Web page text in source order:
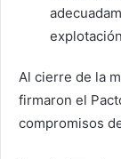
Al cierre de la
firmaron el
compromisos